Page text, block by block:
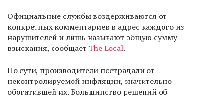
Официальные службы воздерживаются от
конкретных комментариев в адрес каждого из
нарушителей и лишь называют общую сумму
взыскания, сообщает The Local.
По сути, производители пострадали от
неконтролируемой инфляции, значительно
обогатившей их. Большинство решений об